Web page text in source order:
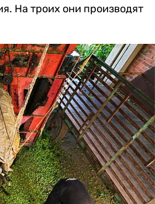
На троих они производят